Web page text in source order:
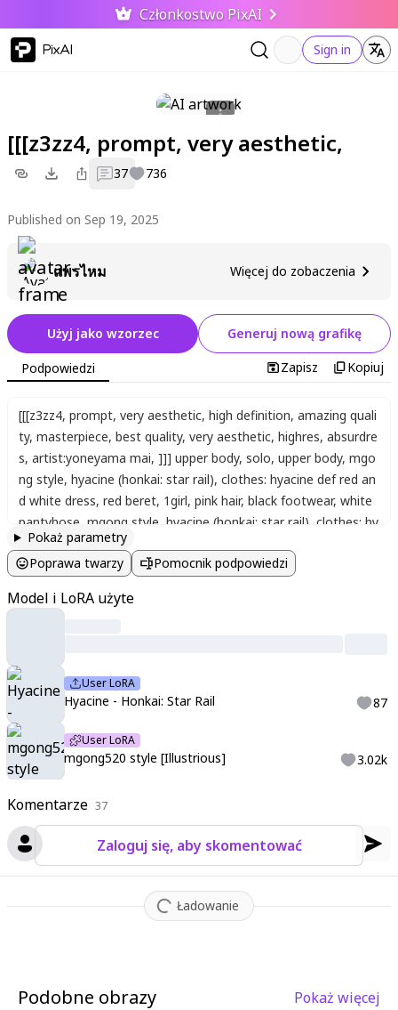
Członkostwo PixAI
PixAI Sign in
[[[z3zz4, prompt, very aesthetic,
37 736
Published on Sep 19, 2025
แพรไหม Więcej do zobaczenia
Komentarze 37
Zaloguj się, aby skomentować
Ładowanie
Użyj jako wzorzec Generuj nową grafikę
Podpowiedzi Zapisz Kopiuj
[[[z3zz4, prompt, very aesthetic, high definition, amazing quali
ty, masterpiece, best quality, very aesthetic, highres, absurdre
s, artist:yoneyama mai, ]]] upper body, solo, upper body, mgo
ng style, hyacine (honkai: star rail), clothes: hyacine def red an
d white dress, red beret, 1girl, pink hair, black footwear, white
pantyhose mgong style hyacine (honkai: star rail) clothes: hy
acine def red and white dress
ootwear, white pantyhose
Pokaż parametry
Poprawa twarzy
Pomocnik podpowiedzi
Model i LoRA użyte
User LoRA
Hyacine - Honkai: Star Rail 87
User LoRA
mgong520 style [Illustrious] 3.02k
Podobne obrazy Pokaż więcej